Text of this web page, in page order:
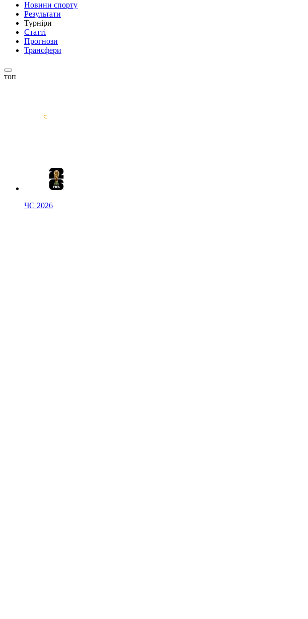
Новини спорту
Результати
Турніри
Статті
Прогнози
Трансфери
топ
ЧС 2026